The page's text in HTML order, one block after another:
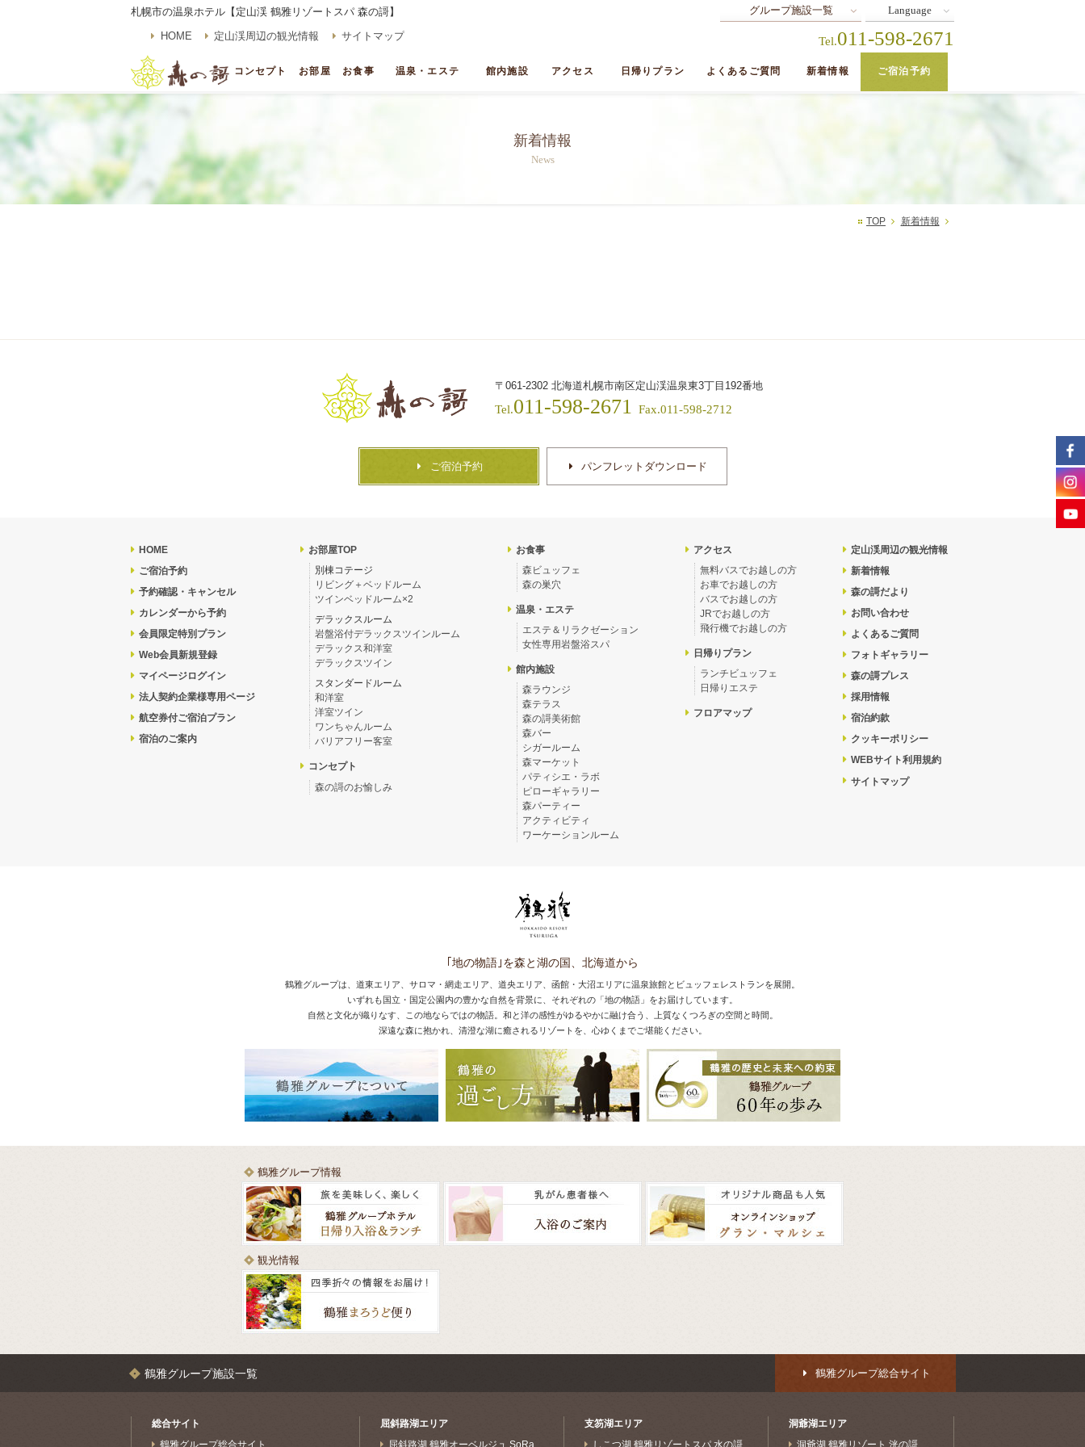
グループ施設一覧 Language
札幌市の温泉ホテル【定山渓 鶴雅リゾートスパ 森の謌】
HOME 定山渓周辺の観光情報 サイトマップ Tel.011-598-2671
コンセプト お部屋 お食事 温泉・エステ 館内施設 アクセス 日帰りプラン よくあるご質問 新着情報 ご宿泊予約
新着情報
News
TOP 新着情報
〒061-2302 北海道札幌市南区定山渓温泉東3丁目192番地
Tel.011-598-2671 Fax.011-598-2712
ご宿泊予約 パンフレットダウンロード
HOME
ご宿泊予約
予約確認・キャンセル
カレンダーから予約
会員限定特別プラン
Web会員新規登録
マイページログイン
法人契約企業様専用ページ
航空券付ご宿泊プラン
宿泊のご案内
お部屋TOP
別棟コテージ
リビング＋ベッドルーム
ツインベッドルーム×2
デラックスルーム
岩盤浴付デラックスツインルーム
デラックス和洋室
デラックスツイン
スタンダードルーム
和洋室
洋室ツイン
ワンちゃんルーム
バリアフリー客室
コンセプト
森の謌のお愉しみ
お食事
森ビュッフェ
森の巣穴
温泉・エステ
エステ＆リラクゼーション
女性専用岩盤浴スパ
館内施設
森ラウンジ
森テラス
森の謌美術館
森バー
シガールーム
森マーケット
パティシエ・ラボ
ピローギャラリー
森パーティー
アクティビティ
ワーケーションルーム
アクセス
無料バスでお越しの方
お車でお越しの方
バスでお越しの方
JRでお越しの方
飛行機でお越しの方
日帰りプラン
ランチビュッフェ
日帰りエステ
フロアマップ
定山渓周辺の観光情報
新着情報
森の謌だより
お問い合わせ
よくあるご質問
フォトギャラリー
森の謌プレス
採用情報
宿泊約款
クッキーポリシー
WEBサイト利用規約
サイトマップ
｢地の物語｣を森と湖の国、北海道から
鶴雅グループは、道東エリア、サロマ・網走エリア、道央エリア、函館・大沼エリアに温泉旅館とビュッフェレストランを展開。
いずれも国立・国定公園内の豊かな自然を背景に、それぞれの「地の物語」をお届けしています。
自然と文化が織りなす、この地ならではの物語。和と洋の感性がゆるやかに融け合う、上質なくつろぎの空間と時間。
深遠な森に抱かれ、清澄な湖に癒されるリゾートを、心ゆくまでご堪能ください。
鶴雅グループ情報
観光情報
鶴雅グループ施設一覧
総合サイト
鶴雅グループ総合サイト
屈斜路湖エリア
屈斜路湖 鶴雅オーベルジュ SoRa
支笏湖エリア
しこつ湖 鶴雅リゾートスパ 水の謌
洞爺湖エリア
洞爺湖 鶴雅リゾート 洸の謌
鶴雅グループ総合サイト